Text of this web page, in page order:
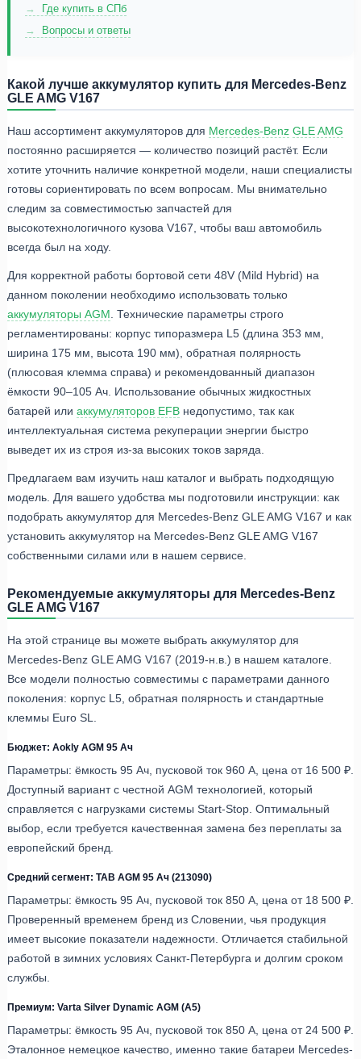
Где купить в СПб
Вопросы и ответы
Какой лучше аккумулятор купить для Mercedes-Benz
GLE AMG V167
Наш ассортимент аккумуляторов для Mercedes-Benz GLE AMG
постоянно расширяется — количество позиций растёт. Если
хотите уточнить наличие конкретной модели, наши специалисты
готовы сориентировать по всем вопросам. Мы внимательно
следим за совместимостью запчастей для
высокотехнологичного кузова V167, чтобы ваш автомобиль
всегда был на ходу.
Для корректной работы бортовой сети 48V (Mild Hybrid) на
данном поколении необходимо использовать только
аккумуляторы AGM . Технические параметры строго
регламентированы: корпус типоразмера L5 (длина 353 мм,
ширина 175 мм, высота 190 мм), обратная полярность
(плюсовая клемма справа) и рекомендованный диапазон
ёмкости 90–105 Ач. Использование обычных жидкостных
батарей или аккумуляторов EFB недопустимо, так как
интеллектуальная система рекуперации энергии быстро
выведет их из строя из-за высоких токов заряда.
Предлагаем вам изучить наш каталог и выбрать подходящую
модель. Для вашего удобства мы подготовили инструкции: как
подобрать аккумулятор для Mercedes-Benz GLE AMG V167 и как
установить аккумулятор на Mercedes-Benz GLE AMG V167
собственными силами или в нашем сервисе.
Рекомендуемые аккумуляторы для Mercedes-Benz
GLE AMG V167
На этой странице вы можете выбрать аккумулятор для
Mercedes-Benz GLE AMG V167 (2019-н.в.) в нашем каталоге.
Все модели полностью совместимы с параметрами данного
поколения: корпус L5, обратная полярность и стандартные
клеммы Euro SL.
Бюджет: Aokly AGM 95 Ач
Параметры: ёмкость 95 Ач, пусковой ток 960 А, цена от 16 500 ₽.
Доступный вариант с честной AGM технологией, который
справляется с нагрузками системы Start-Stop. Оптимальный
выбор, если требуется качественная замена без переплаты за
европейский бренд.
Средний сегмент: TAB AGM 95 Ач (213090)
Параметры: ёмкость 95 Ач, пусковой ток 850 А, цена от 18 500 ₽.
Проверенный временем бренд из Словении, чья продукция
имеет высокие показатели надежности. Отличается стабильной
работой в зимних условиях Санкт-Петербурга и долгим сроком
службы.
Премиум: Varta Silver Dynamic AGM (A5)
Параметры: ёмкость 95 Ач, пусковой ток 850 А, цена от 24 500 ₽.
Эталонное немецкое качество, именно такие батареи Mercedes-